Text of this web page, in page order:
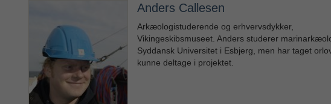
Anders Callesen
Arkæologistuderende og erhvervsdykker,
Vikingeskibsmuseet. Anders studerer
Syddansk Universitet i Esbjerg, men har taget
kunne deltage i projektet.